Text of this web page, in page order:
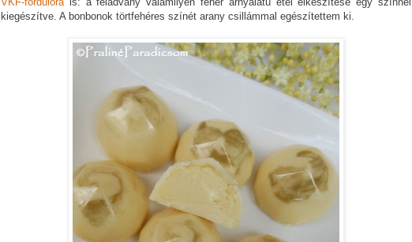
kiegészítve. A bonbonok törtfehéres színét arany csillámmal egészítettem ki.